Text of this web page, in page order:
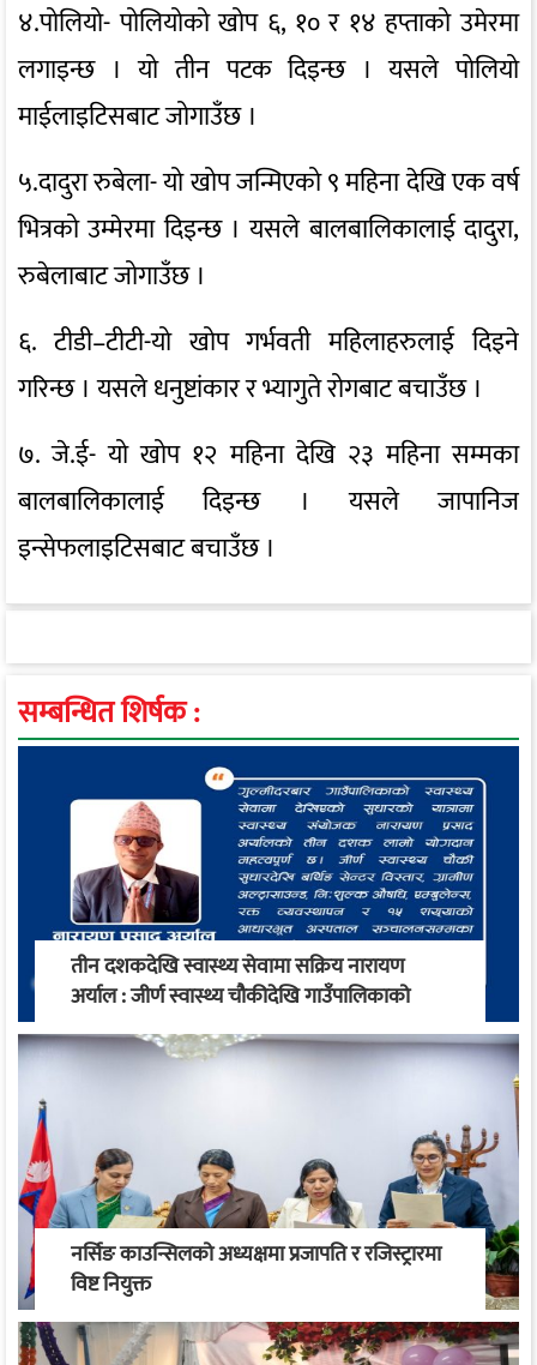
४.पोलियो- पोलियोको खोप ६, १० र १४ हप्ताको उमेरमा
लगाइन्छ । यो तीन पटक दिइन्छ । यसले पोलियो
माईलाइटिसबाट जोगाउँछ ।
५.दादुरा रुबेला- यो खोप जन्मिएको ९ महिना देखि एक वर्ष
भित्रको उम्मेरमा दिइन्छ । यसले बालबालिकालाई दादुरा,
रुबेलाबाट जोगाउँछ ।
६. टीडी–टीटी-यो खोप गर्भवती महिलाहरुलाई दिइने
गरिन्छ । यसले धनुष्टांकार र भ्यागुते रोगबाट बचाउँछ ।
७. जे.ई- यो खोप १२ महिना देखि २३ महिना सम्मका
बालबालिकालाई दिइन्छ । यसले जापानिज
इन्सेफलाइटिसबाट बचाउँछ ।
सम्बन्धित शिर्षक :
तीन दशकदेखि स्वास्थ्य सेवामा सक्रिय नारायण
अर्याल : जीर्ण स्वास्थ्य चौकीदेखि गाउँपालिकाको
स्वास्थ्य रूपान्तरण सम्म
नर्सिङ काउन्सिलको अध्यक्षमा प्रजापति र रजिस्ट्रारमा
विष्ट नियुक्त